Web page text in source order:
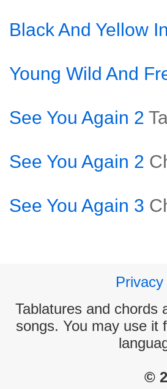
Black And Yellow
Young Wild And
See You Again 2
See You Again 2
See You Again 3
Tablatures and chords
songs. You may use it
©